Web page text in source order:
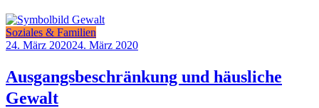
Soziales & Familien
24. März 202024. März 2020
Ausgangsbeschränkung und häusliche
Gewalt